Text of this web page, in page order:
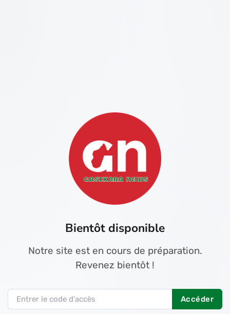
Bientôt disponible
Notre site est en cours de préparation.
Revenez bientôt !
Accéder